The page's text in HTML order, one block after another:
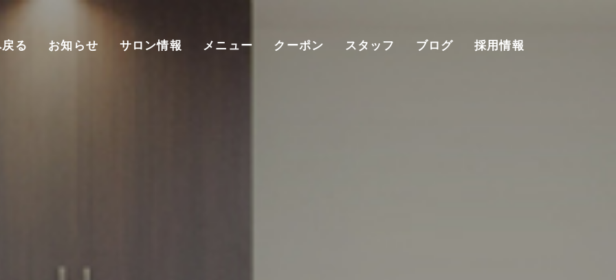
る お知らせ サロン情報 メニュー クーポン スタッフ ブログ 採用情報